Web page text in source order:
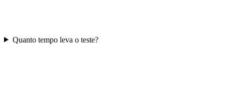
Quanto tempo leva o teste?